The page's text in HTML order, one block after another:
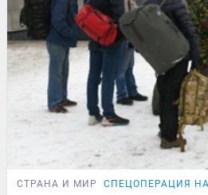
СТРАНА И МИР СПЕЦОПЕРАЦИЯ